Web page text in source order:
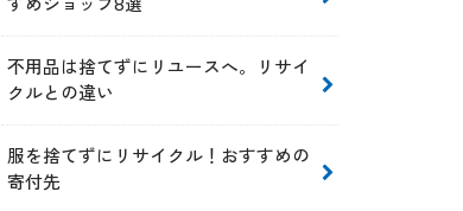
不用品は捨てずにリユースへ。リサイ
クルとの違い
服を捨てずにリサイクル！おすすめの
寄付先